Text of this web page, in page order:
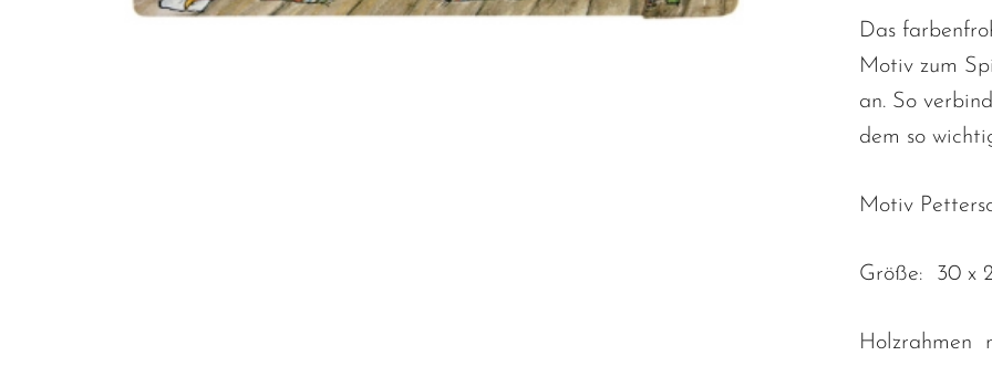
Das
Motiv zum
an. So
dem so
Motiv
Größe: 30 x
Holzrahmen